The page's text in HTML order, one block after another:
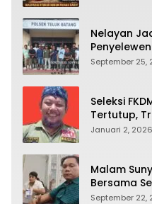
Nelayan
64.78809
September 25,
Seleksi
Tertutup,
Januari 2, 2026
Malam
Bersama
September 22,